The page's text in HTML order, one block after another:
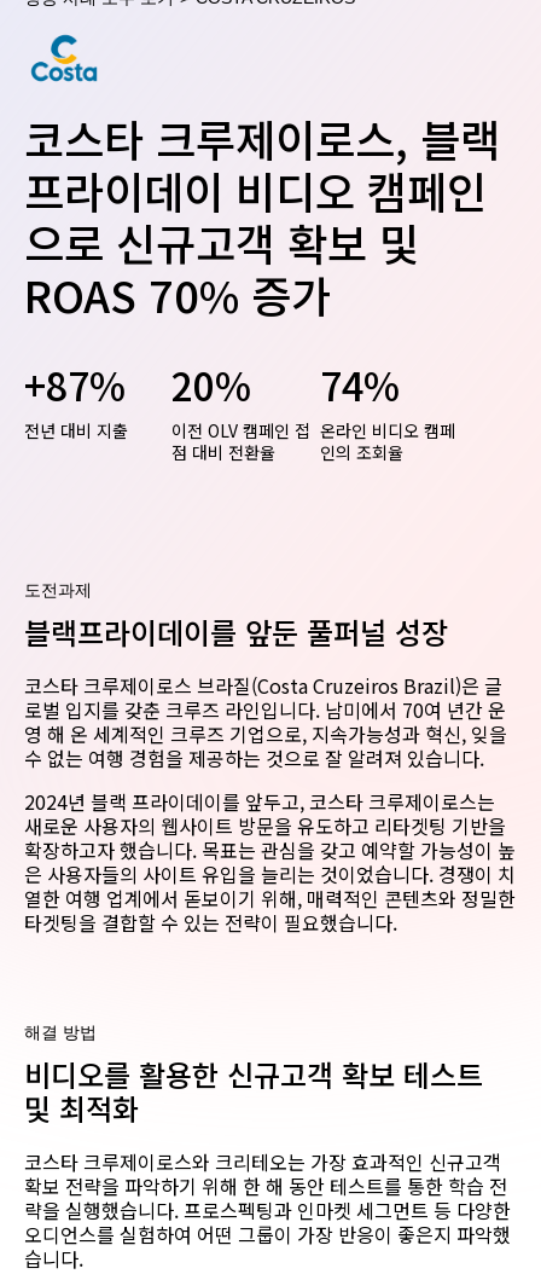
코스타 크루제이로스, 블랙
프라이데이 비디오 캠페인
으로 신규고객 확보 및
ROAS 70% 증가
+87%
전년 대비 지출
20%
이전 OLV 캠페인 접
점 대비 전환율
74%
온라인 비디오 캠페
인의 조회율
도전과제
블랙프라이데이를 앞둔 풀퍼널 성장
코스타 크루제이로스 브라질(Costa Cruzeiros Brazil)은 글
로벌 입지를 갖춘 크루즈 라인입니다. 남미에서 70여 년간 운
영 해 온 세계적인 크루즈 기업으로, 지속가능성과 혁신, 잊을
수 없는 여행 경험을 제공하는 것으로 잘 알려져 있습니다.
2024년 블랙 프라이데이를 앞두고, 코스타 크루제이로스는
새로운 사용자의 웹사이트 방문을 유도하고 리타겟팅 기반을
확장하고자 했습니다. 목표는 관심을 갖고 예약할 가능성이 높
은 사용자들의 사이트 유입을 늘리는 것이었습니다. 경쟁이 치
열한 여행 업계에서 돋보이기 위해, 매력적인 콘텐츠와 정밀한
타겟팅을 결합할 수 있는 전략이 필요했습니다.
해결 방법
비디오를 활용한 신규고객 확보 테스트
및 최적화
코스타 크루제이로스와 크리테오는 가장 효과적인 신규고객
확보 전략을 파악하기 위해 한 해 동안 테스트를 통한 학습 전
략을 실행했습니다. 프로스펙팅과 인마켓 세그먼트 등 다양한
오디언스를 실험하여 어떤 그룹이 가장 반응이 좋은지 파악했
습니다.